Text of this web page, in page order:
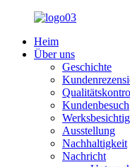
Heim
Über uns
Geschichte
Kundenbesuch
Ausstellung
Nachhaltigkeit
Nachricht